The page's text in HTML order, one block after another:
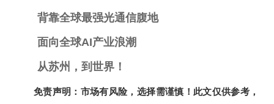
背靠全球最强光通信腹地
面向全球AI产业浪潮
从苏州，到世界！
免责声明：市场有风险，选择需谨慎！此文仅供参考，